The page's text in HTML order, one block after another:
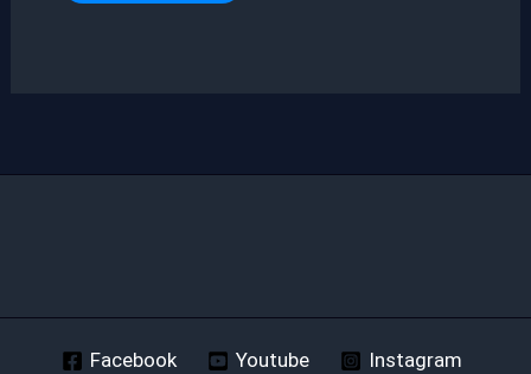
Facebook Youtube
Instagram